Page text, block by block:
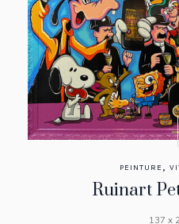
PEINTURE ,
Ruinart
137 x